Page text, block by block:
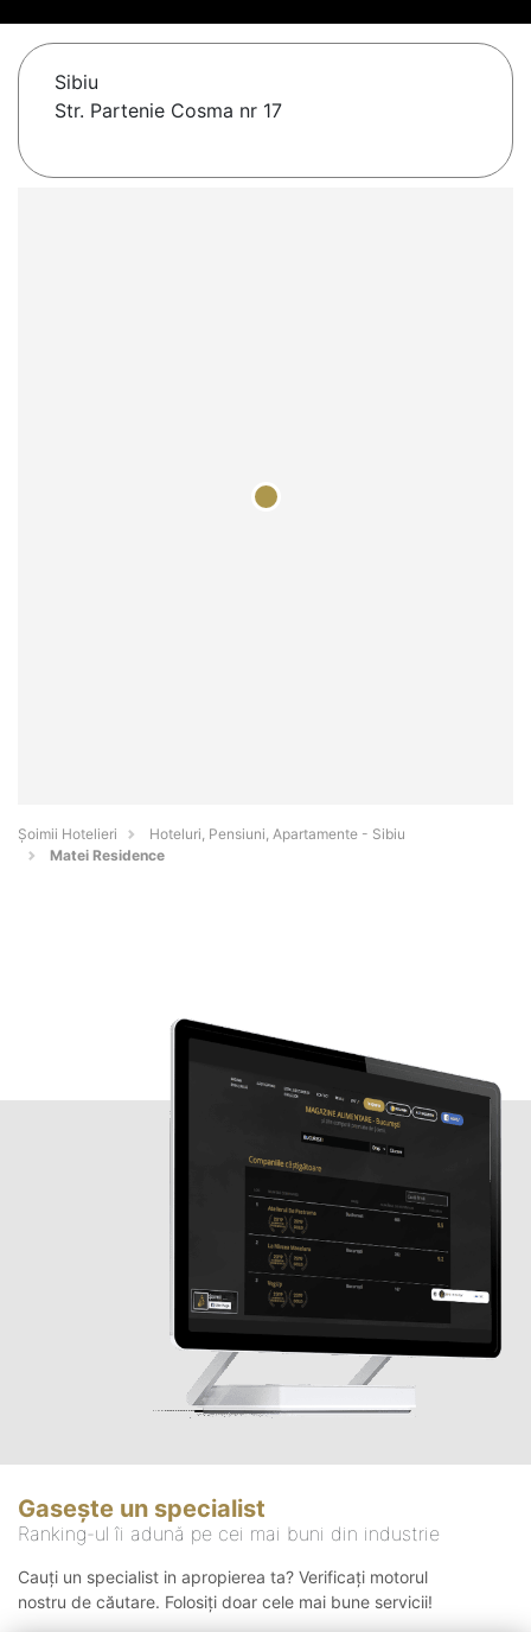
Sibiu
Str. Partenie Cosma nr 17
Șoimii Hotelieri
Hoteluri, Pensiuni, Apartamente - Sibiu
Matei Residence
Gasește un specialist
Ranking-ul îi adună pe cei mai buni din industrie
Cauți un specialist in apropierea ta? Verificați motorul
nostru de căutare. Folosiți doar cele mai bune servicii!